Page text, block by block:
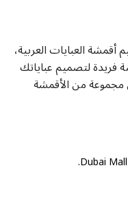
أقمشة العبايات العربية،
فريدة لتصميم عباياتك
من الأقمشة